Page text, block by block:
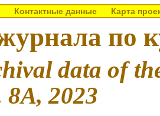
Контактные данные Карта
по
data of
8A, 2023